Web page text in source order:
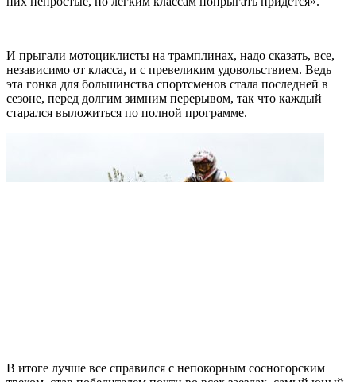
И прыгали мотоциклисты на трамплинах, надо сказать, все,
независимо от класса, и с превеликим удовольствием. Ведь
эта гонка для большинства спортсменов стала последней в
сезоне, перед долгим зимним перерывом, так что каждый
старался выложиться по полной программе.
В итоге лучше все справился с непокорным сосногорским